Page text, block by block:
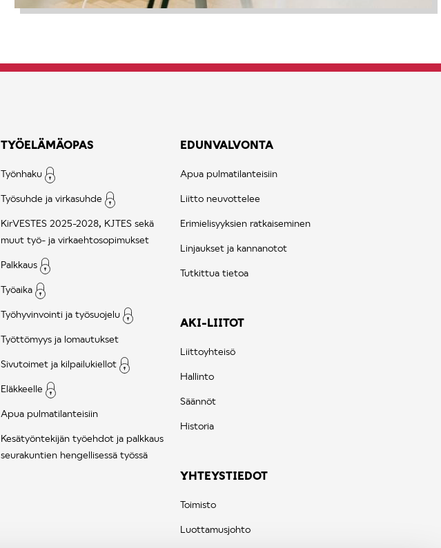
TYÖELÄMÄOPAS
Työnhaku
Työsuhde ja virkasuhde
KirVESTES 2025-2028, KJTES sekä
muut työ- ja virkaehtosopimukset
Palkkaus
Työaika
Työhyvinvointi ja työsuojelu
Työttömyys ja lomautukset
Sivutoimet ja kilpailukiellot
Eläkkeelle
Apua pulmatilanteisiin
Kesätyöntekijän työehdot ja palkkaus
seurakuntien hengellisessä työssä
EDUNVALVONTA
Apua pulmatilanteisiin
Liitto neuvottelee
Erimielisyyksien ratkaiseminen
Linjaukset ja kannanotot
Tutkittua tietoa
AKI-LIITOT
Liittoyhteisö
Hallinto
Säännöt
Historia
YHTEYSTIEDOT
Toimisto
Luottamusjohto